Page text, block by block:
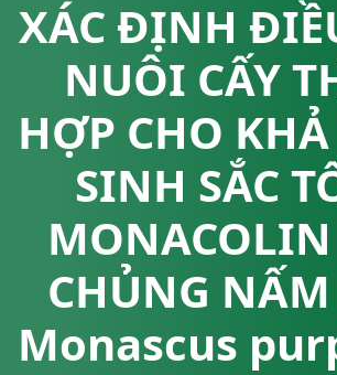
XÁC ĐỊNH
NUÔI CẤY
HỢP CHO
SINH SẮC
CHỦNG
Monascus